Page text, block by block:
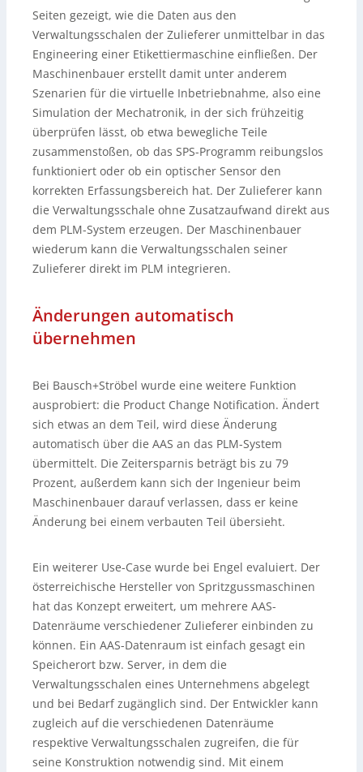
Seiten gezeigt, wie die Daten aus den
Verwaltungsschalen der Zulieferer unmittelbar in das
Engineering einer Etikettiermaschine einfließen. Der
Maschinenbauer erstellt damit unter anderem
Szenarien für die virtuelle Inbetriebnahme, also eine
Simulation der Mechatronik, in der sich frühzeitig
überprüfen lässt, ob etwa bewegliche Teile
zusammenstoßen, ob das SPS-Programm reibungslos
funktioniert oder ob ein optischer Sensor den
korrekten Erfassungsbereich hat. Der Zulieferer kann
die Verwaltungsschale ohne Zusatzaufwand direkt aus
dem PLM-System erzeugen. Der Maschinenbauer
wiederum kann die Verwaltungsschalen seiner
Zulieferer direkt im PLM integrieren.
Änderungen automatisch
übernehmen
Bei Bausch+Ströbel wurde eine weitere Funktion
ausprobiert: die Product Change Notification. Ändert
sich etwas an dem Teil, wird diese Änderung
automatisch über die AAS an das PLM-System
übermittelt. Die Zeitersparnis beträgt bis zu 79
Prozent, außerdem kann sich der Ingenieur beim
Maschinenbauer darauf verlassen, dass er keine
Änderung bei einem verbauten Teil übersieht.
Ein weiterer Use-Case wurde bei Engel evaluiert. Der
österreichische Hersteller von Spritzgussmaschinen
hat das Konzept erweitert, um mehrere AAS-
Datenräume verschiedener Zulieferer einbinden zu
können. Ein AAS-Datenraum ist einfach gesagt ein
Speicherort bzw. Server, in dem die
Verwaltungsschalen eines Unternehmens abgelegt
und bei Bedarf zugänglich sind. Der Entwickler kann
zugleich auf die verschiedenen Datenräume
respektive Verwaltungsschalen zugreifen, die für
seine Konstruktion notwendig sind. Mit einem